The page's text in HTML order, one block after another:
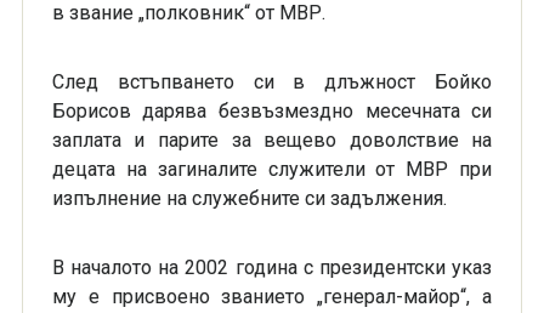
в звание „полковник“ от МВР.
След встъпването си в длъжност Бойко
Борисов дарява безвъзмездно месечната си
заплата и парите за вещево доволствие на
децата на загиналите служители от МВР при
изпълнение на служебните си задължения.
В началото на 2002 година с президентски указ
му е присвоено званието „генерал-майор“, а